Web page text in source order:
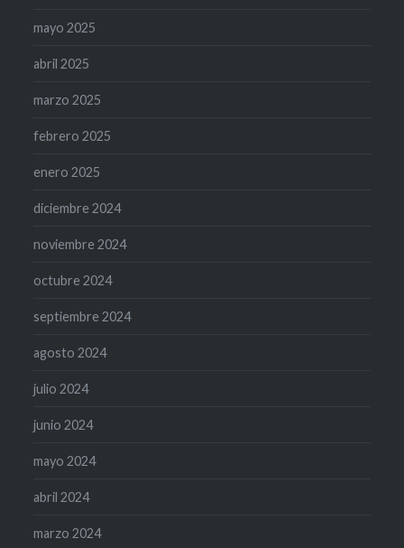
mayo 2025
abril 2025
marzo 2025
febrero 2025
enero 2025
diciembre 2024
noviembre 2024
octubre 2024
septiembre 2024
agosto 2024
julio 2024
junio 2024
mayo 2024
abril 2024
marzo 2024